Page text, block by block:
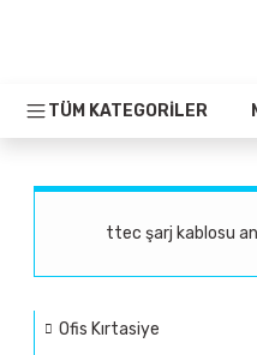
TÜM KATEGORİLER
ttec şarj kablosu
Ofis Kırtasiye